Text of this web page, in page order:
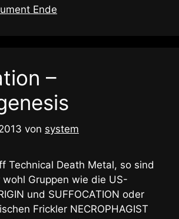
Ende
–
von system
Technical Death Metal, so sind
Gruppen wie die US-
und SUFFOCATION oder
Frickler NECROPHAGIST